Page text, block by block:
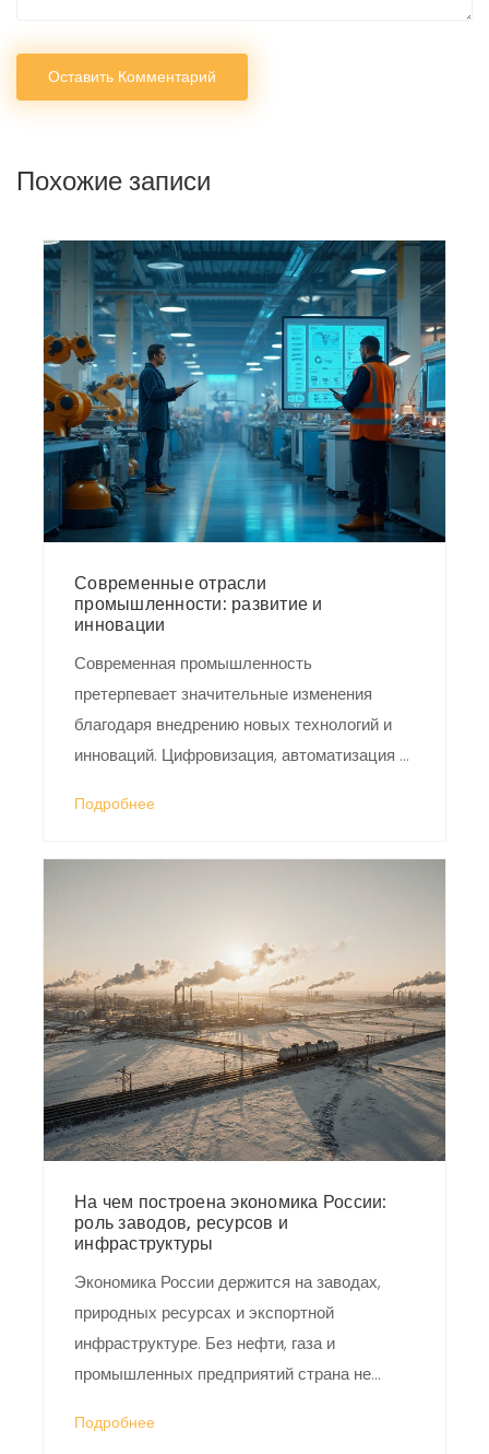
Оставить Комментарий
Похожие записи
Современные отрасли
промышленности: развитие и
инновации
Современная промышленность
претерпевает значительные изменения
благодаря внедрению новых технологий и
инноваций. Цифровизация, автоматизация и
ключевыми аспектами для многих отраслей.
устойчивое развитие. Изменения требуют
новых подходов к управлению ресурсами и
персоналом. В статье рассмотрено, как
современные тенденции трансформируют
промышленное производство.
Подробнее
На чем построена экономика России:
роль заводов, ресурсов и
инфраструктуры
Экономика России держится на заводах,
природных ресурсах и экспортной
инфраструктуре. Без нефти, газа и
промышленных предприятий страна не
держит и почему будущее зависит от
Подробнее